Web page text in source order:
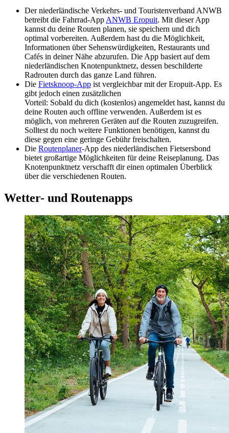
Der niederländische Verkehrs- und Touristenverband ANWB
betreibt die Fahrrad-App ANWB Eropuit. Mit dieser App
kannst du deine Routen planen, sie speichern und dich
optimal vorbereiten. Außerdem hast du die Möglichkeit,
Informationen über Sehenswürdigkeiten, Restaurants und
Cafés in deiner Nähe abzurufen. Die App basiert auf dem
niederländischen Knotenpunktnetz, dessen beschilderte
Radrouten durch das ganze Land führen.
Die Fietsknoop-App ist vergleichbar mit der Eropuit-App. Es
gibt jedoch einen zusätzlichen
Vorteil: Sobald du dich (kostenlos) angemeldet hast, kannst du
deine Routen auch offline verwenden. Außerdem ist es
möglich, von mehreren Geräten auf die Routen zuzugreifen.
Solltest du noch weitere Funktionen benötigen, kannst du
diese gegen eine geringe Gebühr freischalten.
Die Routenplaner-App des niederländischen Fietsersbond
bietet großartige Möglichkeiten für deine Reiseplanung. Das
Knotenpunktnetz verschafft dir einen optimalen Überblick
über die verschiedenen Routen.
Wetter- und Routenapps